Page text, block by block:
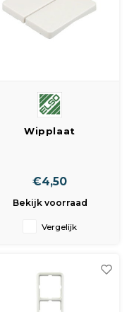
Wipplaat
€4,50
Bekijk voorraad
Vergelijk